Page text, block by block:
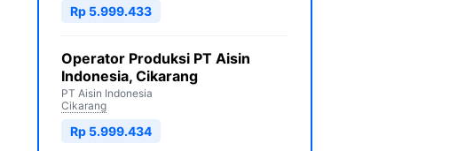
Rp 5.999.433
Operator Produksi PT Aisin
Indonesia, Cikarang
PT Aisin Indonesia
Cikarang
Rp 5.999.434